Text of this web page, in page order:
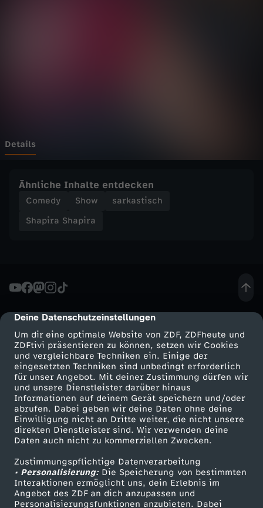
cmp-dialog-description
Deine Datenschutzeinstellungen
Um dir eine optimale Website von ZDF, ZDFheute und
ZDFtivi präsentieren zu können, setzen wir Cookies
und vergleichbare Techniken ein. Einige der
eingesetzten Techniken sind unbedingt erforderlich
für unser Angebot. Mit deiner Zustimmung dürfen wir
und unsere Dienstleister darüber hinaus
Informationen auf deinem Gerät speichern und/oder
abrufen. Dabei geben wir deine Daten ohne deine
Einwilligung nicht an Dritte weiter, die nicht unsere
direkten Dienstleister sind. Wir verwenden deine
Daten auch nicht zu kommerziellen Zwecken.
Zustimmungspflichtige Datenverarbeitung
• Personalisierung:Die Speicherung von bestimmten
Interaktionen ermöglicht uns, dein Erlebnis im
Angebot des ZDF an dich anzupassen und
Personalisierungsfunktionen anzubieten. Dabei
r
-
a
h
a
k
S
h
a
p
Details
Ähnliche Inhalte entdecken
Comedy Show
sarkastisch
Shapira Shapira
Mehr ZDF
ZDF-Apps
Smart TV
ZDFtext
Livestreams
Sendungen A-Z
TV-Programm
Service
ZDFmitreden
Kontakt zum ZDF
Tickets
Zuschauerservice
Hilfe